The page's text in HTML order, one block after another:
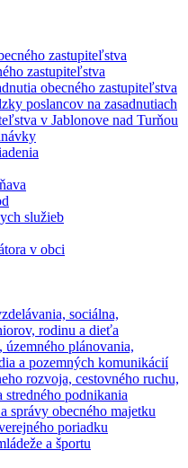
zastupiteľstva
zastupiteľstva
obecného zastupiteľstva
poslancov na zasadnutiach
v Jablonove nad Turňou
služieb
v obci
sociálna,
rodinu a dieťa
plánovania,
a pozemných komunikácií
rozvoja, cestovného ruchu,
stredného podnikania
správy obecného majetku
poriadku
a športu